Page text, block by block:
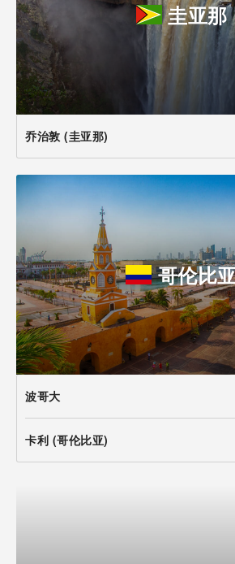
圭亚那
乔治敦 (圭亚那)
哥伦比
波哥大
卡利 (哥伦比亚)